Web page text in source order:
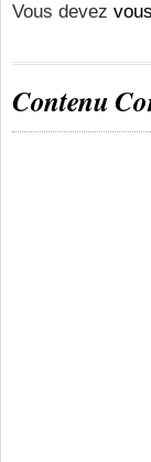
Vous devez
Contenu